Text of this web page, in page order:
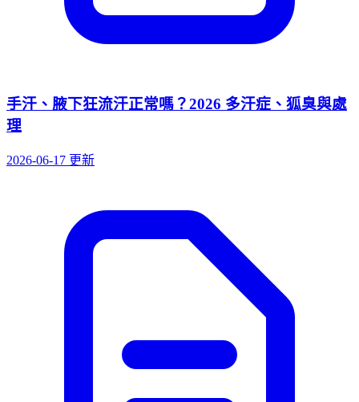
手汗、腋下狂流汗正常嗎？2026 多汗症、狐臭與處
理
2026-06-17 更新